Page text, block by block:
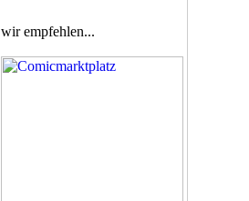
wir empfehlen...